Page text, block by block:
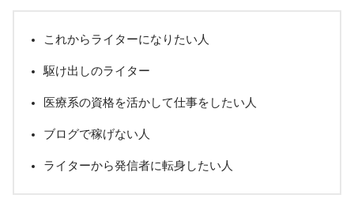
これからライターになりたい人
駆け出しのライター
医療系の資格を活かして仕事をしたい人
ブログで稼げない人
ライターから発信者に転身したい人